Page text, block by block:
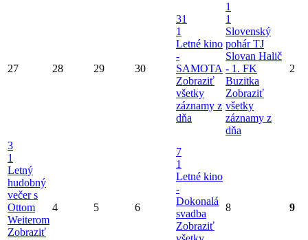
27 28 29 30
31
1
Letné kino
-
SAMOTA
Zobraziť
všetky
záznamy z
dňa
1
1
Slovenský
pohár TJ
Slovan Halič
- 1. FK
Buzitka
Zobraziť
všetky
záznamy z
dňa
2
3
1
Letný
hudobný
večer s
Ottom
Weiterom
Zobraziť
4 5 6
7
1
Letné kino
-
Dokonalá
svadba
Zobraziť
8 9